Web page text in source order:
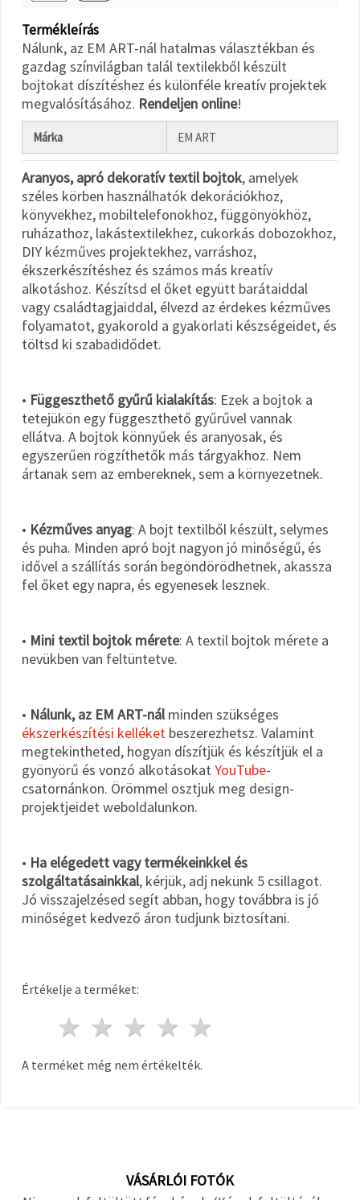
Termékleírás
Nálunk, az EM ART-nál hatalmas választékban és
gazdag színvilágban talál textilekből készült
bojtokat díszítéshez és különféle kreatív projektek
megvalósításához. Rendeljen online!
Márka EM ART
Aranyos, apró dekoratív textil bojtok, amelyek
széles körben használhatók dekorációkhoz,
könyvekhez, mobiltelefonokhoz, függönyökhöz,
ruházathoz, lakástextilekhez, cukorkás dobozokhoz,
DIY kézműves projektekhez, varráshoz,
ékszerkészítéshez és számos más kreatív
alkotáshoz. Készítsd el őket együtt barátaiddal
vagy családtagjaiddal, élvezd az érdekes kézműves
folyamatot, gyakorold a gyakorlati készségeidet, és
töltsd ki szabadidődet.
• Függeszthető gyűrű kialakítás: Ezek a bojtok a
tetejükön egy függeszthető gyűrűvel vannak
ellátva. A bojtok könnyűek és aranyosak, és
egyszerűen rögzíthetők más tárgyakhoz. Nem
ártanak sem az embereknek, sem a környezetnek.
• Kézműves anyag: A bojt textilből készült, selymes
és puha. Minden apró bojt nagyon jó minőségű, és
idővel a szállítás során begöndörödhetnek, akassza
fel őket egy napra, és egyenesek lesznek.
• Mini textil bojtok mérete: A textil bojtok mérete a
nevükben van feltüntetve.
• Nálunk, az EM ART-nál minden szükséges
ékszerkészítési kelléket beszerezhetsz. Valamint
megtekintheted, hogyan díszítjük és készítjük el a
gyönyörű és vonzó alkotásokat YouTube-
csatornánkon. Örömmel osztjuk meg design-
projektjeidet weboldalunkon.
• Ha elégedett vagy termékeinkkel és
szolgáltatásainkkal, kérjük, adj nekünk 5 csillagot.
Jó visszajelzésed segít abban, hogy továbbra is jó
minőséget kedvező áron tudjunk biztosítani.
Értékelje a terméket:
4 csillagok
3 csillagok
2 csillagok
1 csillag
A terméket még nem értékelték.
VÁSÁRLÓI FOTÓK